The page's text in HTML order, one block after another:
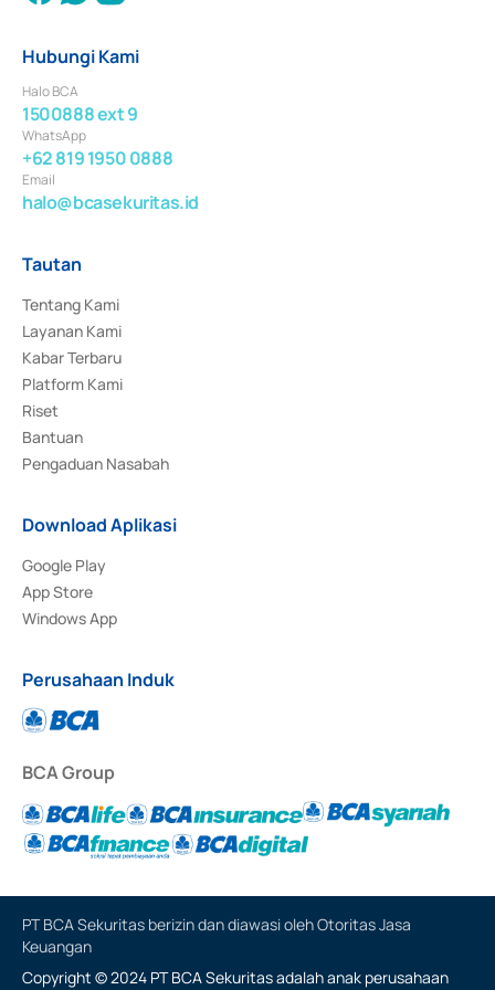
Hubungi Kami
Halo BCA
1500888 ext 9
WhatsApp
+62 819 1950 0888
Email
halo@bcasekuritas.id
Tautan
Tentang Kami
Layanan Kami
Kabar Terbaru
Platform Kami
Riset
Bantuan
Pengaduan Nasabah
Download Aplikasi
Google Play
App Store
Windows App
Perusahaan Induk
BCA Group
PT BCA Sekuritas berizin dan diawasi oleh Otoritas Jasa
Keuangan
Copyright © 2024 PT BCA Sekuritas adalah anak perusahaan